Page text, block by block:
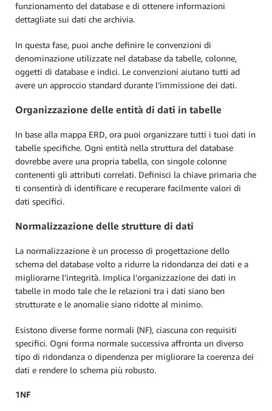
funzionamento del database e di ottenere informazioni
dettagliate sui dati che archivia.
In questa fase, puoi anche definire le convenzioni di
denominazione utilizzate nel database da tabelle, colonne,
oggetti di database e indici. Le convenzioni aiutano tutti ad
avere un approccio standard durante l’immissione dei dati.
Organizzazione delle entità di dati in tabelle
In base alla mappa ERD, ora puoi organizzare tutti i tuoi dati in
tabelle specifiche. Ogni entità nella struttura del database
dovrebbe avere una propria tabella, con singole colonne
contenenti gli attributi correlati. Definisci la chiave primaria che
ti consentirà di identificare e recuperare facilmente valori di
dati specifici.
Normalizzazione delle strutture di dati
La normalizzazione è un processo di progettazione dello
schema del database volto a ridurre la ridondanza dei dati e a
migliorarne l’integrità. Implica l’organizzazione dei dati in
tabelle in modo tale che le relazioni tra i dati siano ben
strutturate e le anomalie siano ridotte al minimo.
Esistono diverse forme normali (NF), ciascuna con requisiti
specifici. Ogni forma normale successiva affronta un diverso
tipo di ridondanza o dipendenza per migliorare la coerenza dei
dati e rendere lo schema più robusto.
1NF